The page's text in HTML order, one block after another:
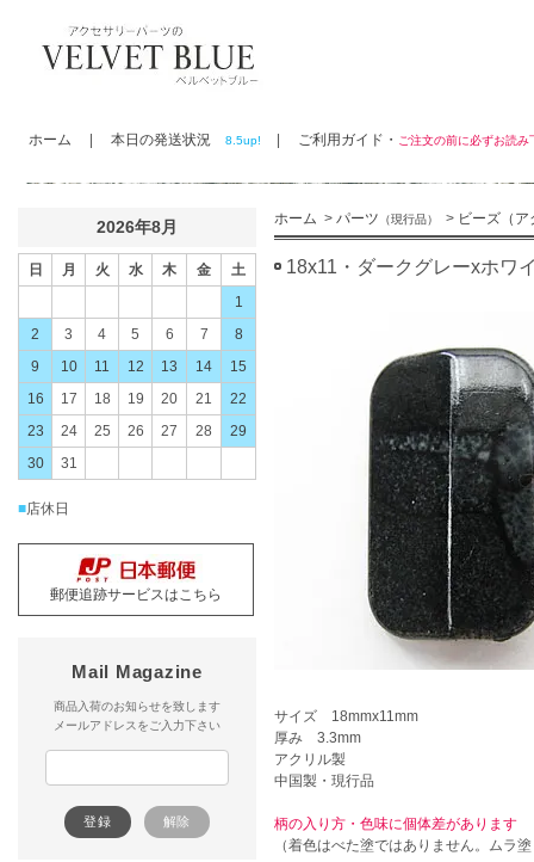
ホーム 本日の発送状況 8.5up! ご利用ガイド・ ご注文の前に必ずお読
ホーム > パーツ （現行品） > ビーズ（ア
18x11・ダークグレーxホワ
サイズ 18mmx11mm
厚み 3.3mm
アクリル製
中国製・現行品
柄の入り方・色味に個体差があります
（着色はべた塗ではありません。ムラ
2026年8月
日 月 火 水 木 金
土
1
2
3 4 5 6 7
8
9
10 11 12 13 14
15
16
17 18 19 20 21
22
23
24 25 26 27 28
29
30
31
■店休日
郵便追跡サービスはこちら
Mail Magazine
商品入荷のお知らせを致します
メールアドレスをご入力下さい